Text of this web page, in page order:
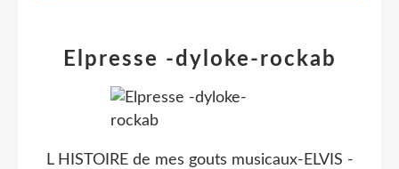
Elpresse -dyloke-rockab
L HISTOIRE de mes gouts musicaux-ELVIS -